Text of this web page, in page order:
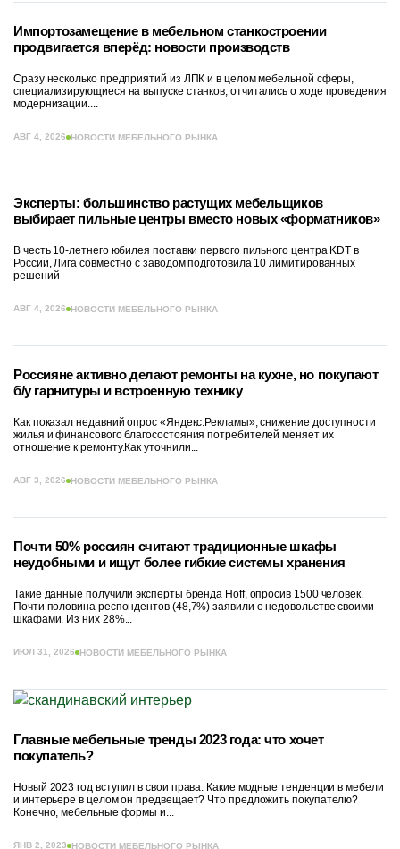
Импортозамещение в мебельном станкостроении
продвигается вперёд: новости производств
Сразу несколько предприятий из ЛПК и в целом мебельной сферы,
специализирующиеся на выпуске станков, отчитались о ходе проведения
модернизации....
АВГ 4, 2026 НОВОСТИ МЕБЕЛЬНОГО РЫНКА
Эксперты: большинство растущих мебельщиков
выбирает пильные центры вместо новых «форматников»
В честь 10-летнего юбилея поставки первого пильного центра KDT в
России, Лига совместно с заводом подготовила 10 лимитированных
решений
АВГ 4, 2026 НОВОСТИ МЕБЕЛЬНОГО РЫНКА
Россияне активно делают ремонты на кухне, но покупают
б/у гарнитуры и встроенную технику
Как показал недавний опрос «Яндекс.Рекламы», снижение доступности
жилья и финансового благосостояния потребителей меняет их
отношение к ремонту.Как уточнили...
АВГ 3, 2026 НОВОСТИ МЕБЕЛЬНОГО РЫНКА
Почти 50% россиян считают традиционные шкафы
неудобными и ищут более гибкие системы хранения
Такие данные получили эксперты бренда Hoff, опросив 1500 человек.
Почти половина респондентов (48,7%) заявили о недовольстве своими
шкафами. Из них 28%...
ИЮЛ 31, 2026 НОВОСТИ МЕБЕЛЬНОГО РЫНКА
Главные мебельные тренды 2023 года: что хочет
покупатель?
Новый 2023 год вступил в свои права. Какие модные тенденции в мебели
и интерьере в целом он предвещает? Что предложить покупателю?
Конечно, мебельные формы и...
ЯНВ 2, 2023 НОВОСТИ МЕБЕЛЬНОГО РЫНКА